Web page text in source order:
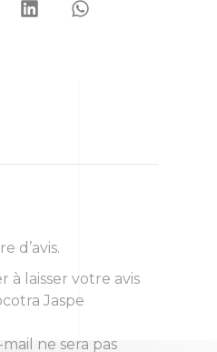
d’avis.
à laisser votre avis
Jaspe
ne sera pas